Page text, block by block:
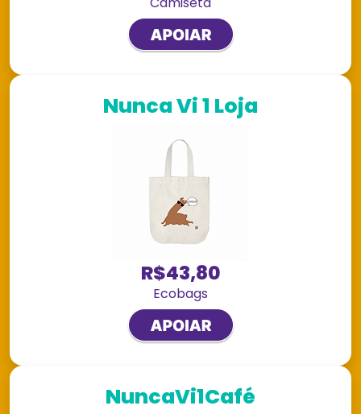
Nunca Vi 1 Loja
R$43,80
Ecobags
NuncaVi1Café